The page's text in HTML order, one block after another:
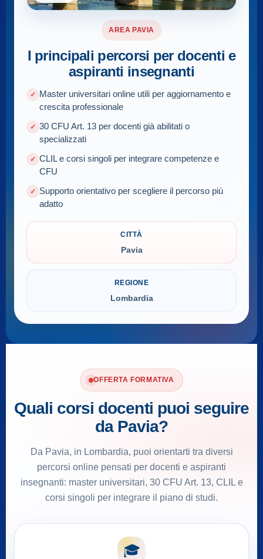
AREA PAVIA
I principali percorsi per docenti e
aspiranti insegnanti
Master universitari online utili per aggiornamento e
crescita professionale
30 CFU Art. 13 per docenti già abilitati o
specializzati
CLIL e corsi singoli per integrare competenze e
CFU
Supporto orientativo per scegliere il percorso più
adatto
CITTÀ
Pavia
REGIONE
Lombardia
OFFERTA FORMATIVA
Quali corsi docenti puoi seguire
da Pavia?
Da Pavia, in Lombardia, puoi orientarti tra diversi
percorsi online pensati per docenti e aspiranti
insegnanti: master universitari, 30 CFU Art. 13, CLIL e
corsi singoli per integrare il piano di studi.
🎓